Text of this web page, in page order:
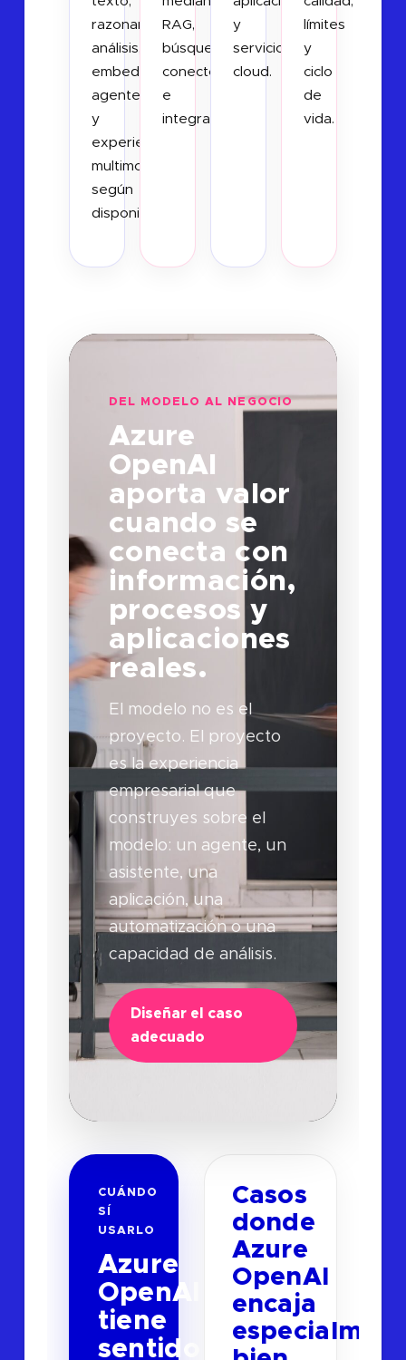
razonamiento,
análisis,
embeddings,
agentes
y
experiencias
multimodales
según
disponibilidad.
RAG,
búsqueda,
conectores
e
integración.
y
servicios
cloud.
límites
y
ciclo
de
vida.
DEL MODELO AL NEGOCIO
Azure
OpenAI
aporta valor
cuando se
conecta con
información,
procesos y
aplicaciones
reales.
El modelo no es el
proyecto. El proyecto
es la experiencia
empresarial que
construyes sobre el
modelo: un agente, un
asistente, una
aplicación, una
automatización o una
capacidad de análisis.
Diseñar el caso
adecuado
CUÁNDO
SÍ
USARLO
Azure
OpenAI
tiene
sentido
Casos
donde
Azure
OpenAI
encaja